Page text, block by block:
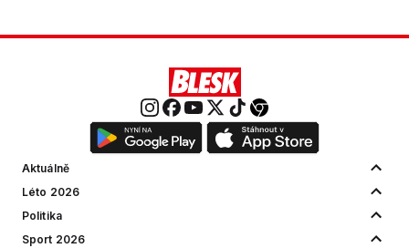
Aktuálně
Léto 2026
Politika
Sport 2026